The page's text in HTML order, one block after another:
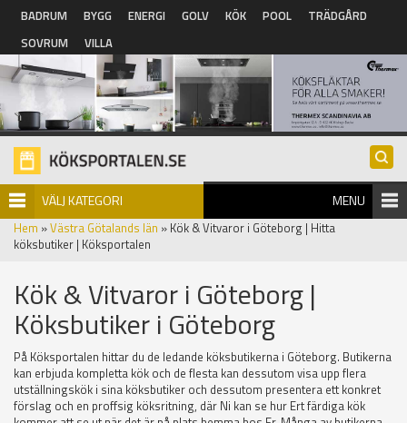
Hoppa till huvudinnehåll
BADRUM BYGG ENERGI GOLV KÖK POOL
TRÄDGÅRD
SOVRUM
VILLA
VÄLJ KATEGORI MENU
Hem »Västra Götalands län » Kök & Vitvaror i Göteborg | Hitta
köksbutiker | Köksportalen
Kök & Vitvaror i Göteborg |
Köksbutiker i Göteborg
På Köksportalen hittar du de ledande köksbutikerna i Göteborg. Butikerna
kan erbjuda kompletta kök och de flesta kan dessutom visa upp flera
utställningskök i sina köksbutiker och dessutom presentera ett konkret
förslag och en proffsig köksritning, där Ni kan se hur Ert färdiga kök